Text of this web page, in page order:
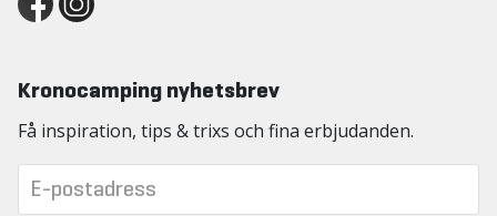
Kronocamping nyhetsbrev
Få inspiration, tips & trixs och fina erbjudanden.